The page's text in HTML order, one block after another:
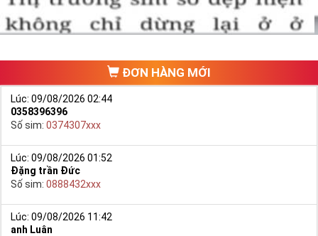
ĐƠN HÀNG MỚI
Lúc: 09/08/2026 02:44
0358396396
Số sim: 0374307xxx
Lúc: 09/08/2026 01:52
Đặng trần Đức
Số sim: 0888432xxx
Lúc: 09/08/2026 11:42
anh Luân